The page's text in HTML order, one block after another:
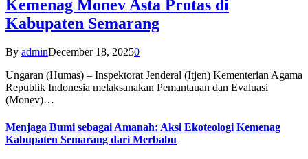
Kemenag Monev Asta Protas di
Kabupaten Semarang
By adminDecember 18, 20250
Ungaran (Humas) – Inspektorat Jenderal (Itjen) Kementerian Agama
Republik Indonesia melaksanakan Pemantauan dan Evaluasi
(Monev)…
Menjaga Bumi sebagai Amanah: Aksi Ekoteologi Kemenag
Kabupaten Semarang dari Merbabu